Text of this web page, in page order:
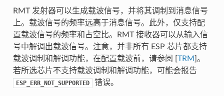
RMT 发射器可以生成载波信号，并将其调制到消息信号
上。载波信号的频率远高于消息信号。此外，仅支持配
置载波信号的频率和占空比。RMT 接收器可以从输入信
号中解调出载波信号。注意，并非所有 ESP 芯片都支持
载波调制和解调功能，在配置载波前，请参阅 [ TRM ]。
若所选芯片不支持载波调制和解调功能，可能会报告
ESP_ERR_NOT_SUPPORTED 错误。